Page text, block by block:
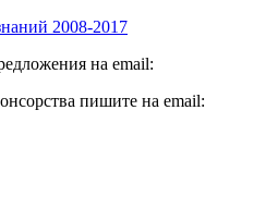
2008-2017
на email:
пишите на email: